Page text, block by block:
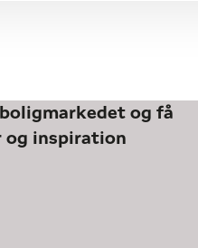
og få
og inspiration